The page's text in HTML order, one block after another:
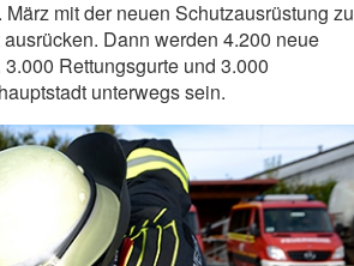
mit der neuen Schutzausrüstung zu
Dann werden 4.200 neue
Rettungsgurte und 3.000
unterwegs sein.